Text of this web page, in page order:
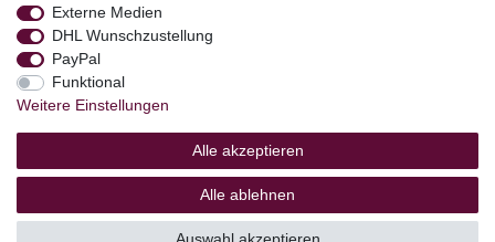
Barrierefreiheitserklärung
Vertrag widerrufen
Externe Medien
DHL Wunschzustellung
PayPal
Funktional
Weitere Einstellungen
Alle akzeptieren
Alle ablehnen